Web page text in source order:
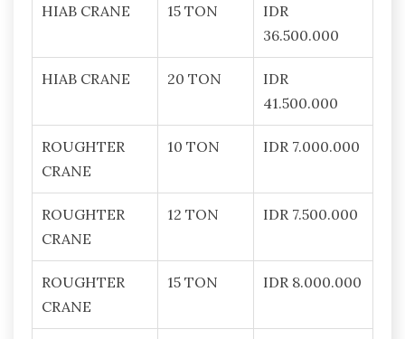
HIAB CRANE 15 TON
IDR
36.500.000
HIAB CRANE 20 TON
IDR
41.500.000
ROUGHTER
CRANE
10 TON IDR 7.000.000
ROUGHTER
CRANE
12 TON IDR 7.500.000
ROUGHTER
CRANE
15 TON IDR 8.000.000